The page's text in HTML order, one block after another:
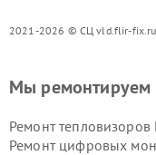
2021-2026 © СЦ vld.flir-fix.ru
Мы ремонтируем
Ремонт тепловизоров
Ремонт цифровых